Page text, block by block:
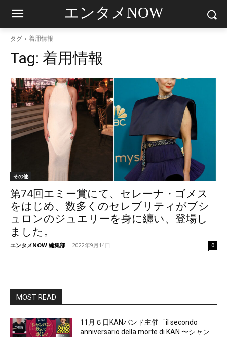
エンタメNOW
タグ 着用情報
Tag: 着用情報
その他
第74回エミー賞にて、セレーナ・ゴメス
をはじめ、数多くのセレブリティがブシ
ュロンのジュエリーを身に纏い、登場し
ました。
エンタメNOW 編集部 - 2022年9月14日 0
MOST READ
11月６日KANバンド主催「il secondo
anniversario della morte di KAN 〜シャン